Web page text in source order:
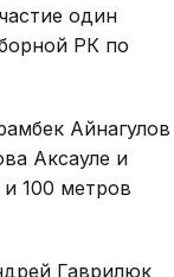
один
РК по
Айнагулов
Аксауле и
100 метров
Гаврилюк